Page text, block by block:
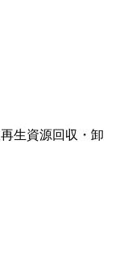
再生資源回収・卸